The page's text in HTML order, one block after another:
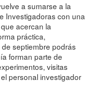
a sumarse a la
Investigadoras con una
acercan la
práctica,
septiembre podrás
forman parte de
visitas
personal investigador